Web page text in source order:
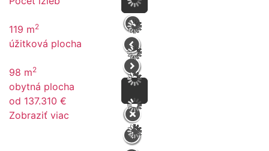
119 m2
úžitková plocha
98 m2
obytná plocha
od 137.310 €
Zobraziť viac